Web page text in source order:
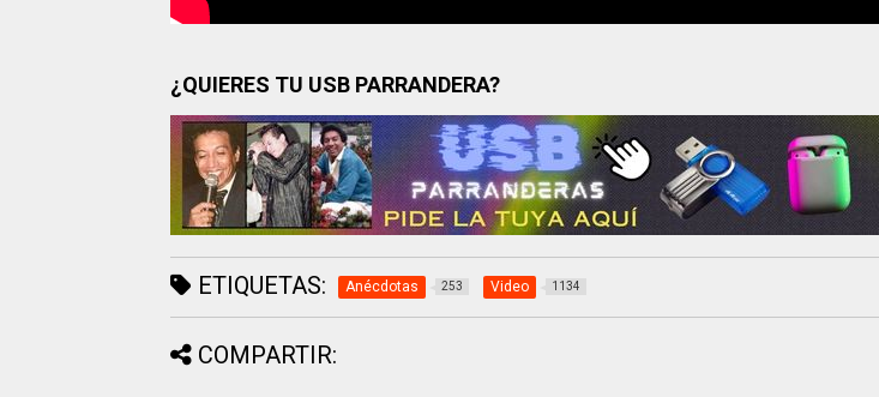
¿QUIERES TU USB PARRANDERA?
ETIQUETAS: Anécdotas 253 Video 1134
COMPARTIR: